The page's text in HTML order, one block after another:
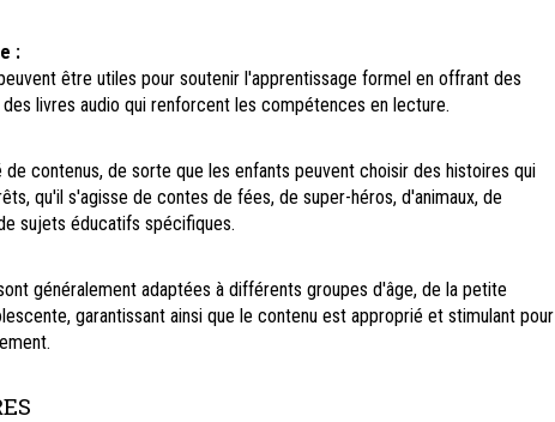
:
être utiles pour soutenir l'apprentissage formel en offrant des
livres audio qui renforcent les compétences en lecture.
contenus, de sorte que les enfants peuvent choisir des histoires qui
qu'il s'agisse de contes de fées, de super-héros, d'animaux, de
sujets éducatifs spécifiques.
généralement adaptées à différents groupes d'âge, de la petite
garantissant ainsi que le contenu est approprié et stimulant pour